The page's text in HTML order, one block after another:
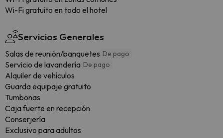
Wi-Fi gratuito en todo el hotel
Servicios Generales
Salas de reunión/banquetes De pago
Servicio de lavandería De pago
Alquiler de vehículos
Guarda equipaje gratuito
Tumbonas
Caja fuerte en recepción
Conserjería
Exclusivo para adultos